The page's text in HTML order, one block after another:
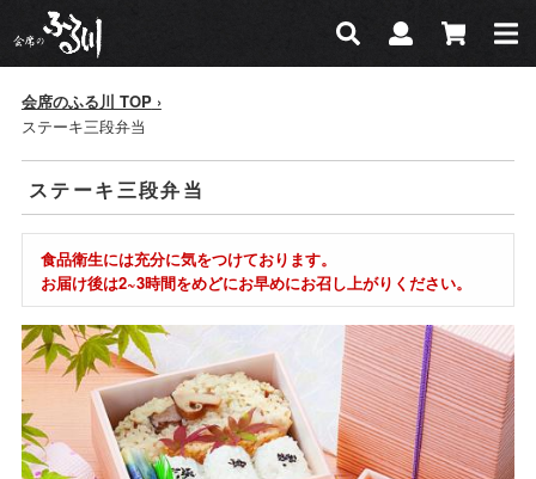
検索 マイページ
カー
検索
会席のふる川 TOP
ステーキ三段弁当
ステーキ三段弁当
食品衛生には充分に気をつけております。
お届け後は2~3時間をめどにお早めにお召し上がりください。